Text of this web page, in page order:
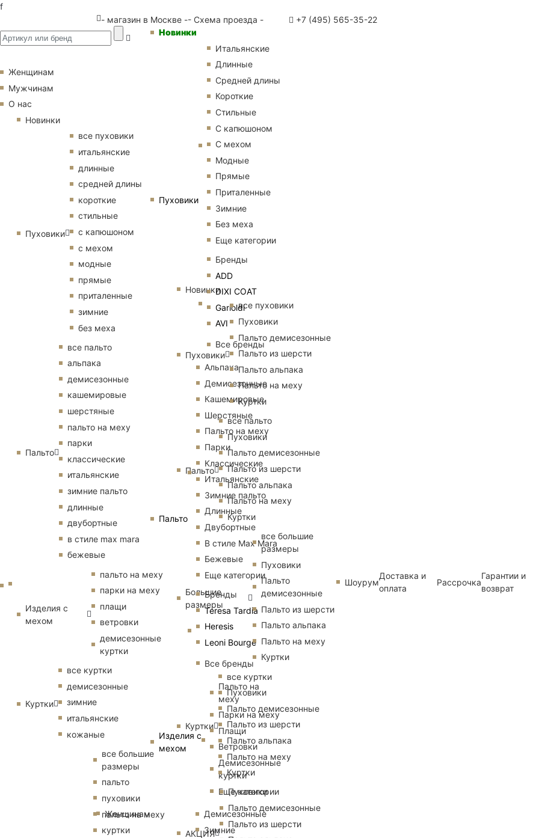
f
- магазин в Москве -- Схема проезда - +7 (495) 565-35-22
Женщинам
Новинки
Пуховики
Итальянские
Длинные
Средней длины
Короткие
Стильные
С капюшоном
С мехом
Модные
Прямые
Приталенные
Зимние
Без меха
Еще категории
Бренды
ADD
DIXI COAT
Garioldi
AVI
Все бренды
Пальто
Альпака
Демисезонные
Кашемировые
Шерстяные
Пальто на меху
Парки
Классические
Итальянские
Зимние пальто
Длинные
Двубортные
В стиле Max Mara
Бежевые
Еще категории
Бренды
Teresa Tardia
Heresis
Leoni Bourge
Все бренды
Изделия с
мехом
Пальто на
меху
Парки на меху
Плащи
Ветровки
Демисезонные
куртки
Еще категории
Демисезонные
Зимние
Женщинам
Мужчинам
О нас
Новинки
Пуховики
все пуховики
итальянские
длинные
средней длины
короткие
стильные
с капюшоном
с мехом
модные
прямые
приталенные
зимние
без меха
Пальто
все пальто
альпака
демисезонные
кашемировые
шерстяные
пальто на меху
парки
классические
итальянские
зимние пальто
длинные
двубортные
в стиле max mara
бежевые
Изделия с
мехом
пальто на меху
парки на меху
плащи
ветровки
демисезонные
куртки
Куртки
все куртки
демисезонные
зимние
итальянские
кожаные
все большие
размеры
пальто
пуховики
пальто на меху
куртки
Новинки
Пуховики
все пуховики
Пуховики
Пальто демисезонные
Пальто из шерсти
Пальто альпака
Пальто на меху
Куртки
Пальто
все пальто
Пуховики
Пальто демисезонные
Пальто из шерсти
Пальто альпака
Пальто на меху
Куртки
Большие
размеры
все большие
размеры
Пуховики
Пальто
демисезонные
Пальто из шерсти
Пальто альпака
Пальто на меху
Куртки
Куртки
все куртки
Пуховики
Пальто демисезонные
Пальто из шерсти
Пальто альпака
Пальто на меху
Куртки
АКЦИЯ
Пуховики
Пальто демисезонные
Пальто из шерсти
Шоурум
Доставка и
оплата
Рассрочка
Гарантии и
возврат